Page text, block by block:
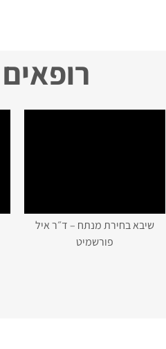
שיבא בחירת מנתח – ד״ר איל
פורשמיט